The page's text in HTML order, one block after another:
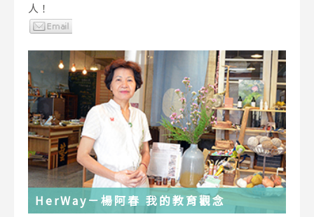
人！
HerWay－楊阿春 我的教育觀念